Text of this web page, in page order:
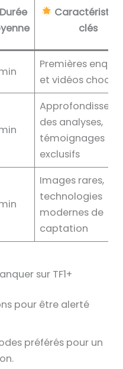
Durée
clés
Premières
et vidéos choc
des analyses,
témoignages
exclusifs
Images rares,
technologies
modernes de
captation
sur TF1+
pour être alerté
préférés pour un